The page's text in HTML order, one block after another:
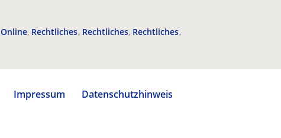
Online Rechtliches Rechtliches Rechtliches
Impressum
Datenschutzhinweis